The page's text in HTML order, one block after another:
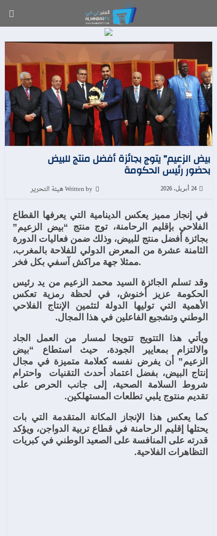
بيض الزعيم” يتوج بجائزة أفضل منتج للبيض
بحضور رئيس الحكومة
24 أبريل، 2026
في إنجاز مميز يعكس الدينامية التي يعرفها القطاع
الفلاحي بإقليم الرحامنة، توج منتج “بيض الزعيم”
بجائزة أفضل منتج للبيض، وذلك ضمن فعاليات الدورة
الثامنة عشرة من المعرض الدولي للفلاحة بالمغرب،
ممثلا جهة مراكش آسفي بكل فخر.
وقد تسلم الجائزة السيد محمد الزعيم من يد رئيس
الحكومة عزيز أخنوش، في لحظة رمزية تعكس
الأهمية التي توليها الدولة لتثمين الإنتاج الفلاحي
الوطني وتشجيع الفاعلين في هذا المجال.
ويأتي هذا التتويج تتويجا لمسار من العمل الجاد
والالتزام بمعايير الجودة، حيث استطاع “بيض
الزعيم” أن يفرض نفسه كعلامة متميزة في مجال
إنتاج البيض، بفضل اعتماد أحدث التقنيات واحترام
شروط السلامة الصحية، إلى جانب الحرص على
تقديم منتوج يلبي تطلعات المستهلكين.
كما يعكس هذا الإنجاز المكانة المتقدمة التي بات
يحتلها إقليم الرحامنة في قطاع تربية الدواجن، ويؤكد
قدرته على المنافسة على الصعيد الوطني في كبريات
التظاهرات الفلاحية.